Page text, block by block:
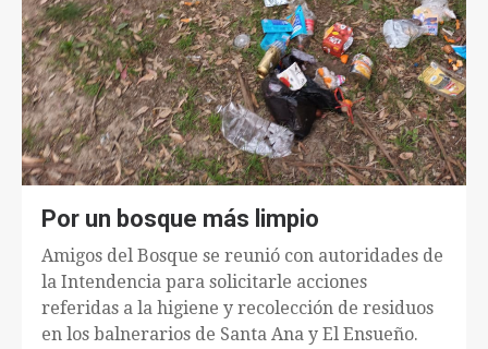
Por un bosque más limpio
Amigos del Bosque se reunió con autoridades de
la Intendencia para solicitarle acciones
referidas a la higiene y recolección de residuos
en los balnerarios de Santa Ana y El Ensueño.